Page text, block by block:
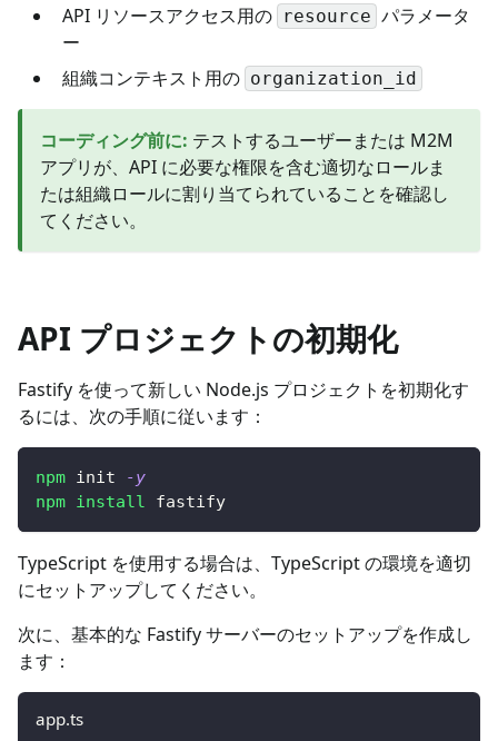
API リソースアクセス用の resource パラメータ
ー
組織コンテキスト用の organization_id
コーディング前に: テストするユーザーまたは M2M
アプリが、API に必要な権限を含む適切なロールま
たは組織ロールに割り当てられていることを確認し
てください。
API プロジェクトの初期化
Fastify を使って新しい Node.js プロジェクトを初期化す
るには、次の手順に従います：
npm init
-y
npm install fastify
TypeScript を使用する場合は、TypeScript の環境を適切
にセットアップしてください。
次に、基本的な Fastify サーバーのセットアップを作成し
ます：
app.ts